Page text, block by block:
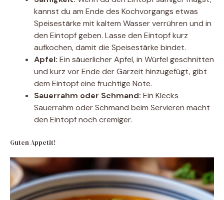
kannst du am Ende des Kochvorgangs etwas
Speisestärke mit kaltem Wasser verrühren und in
den Eintopf geben. Lasse den Eintopf kurz
aufkochen, damit die Speisestärke bindet.
Apfel: Ein säuerlicher Apfel, in Würfel geschnitten
und kurz vor Ende der Garzeit hinzugefügt, gibt
dem Eintopf eine fruchtige Note.
Sauerrahm oder Schmand: Ein Klecks
Sauerrahm oder Schmand beim Servieren macht
den Eintopf noch cremiger.
Guten Appetit!